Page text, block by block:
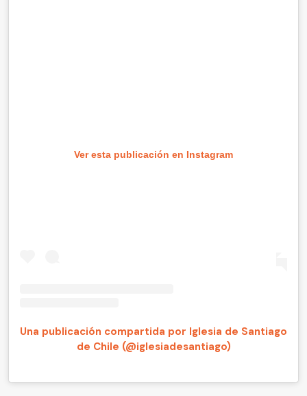
Ver esta publicación en Instagram
Una publicación compartida por Iglesia de Santiago
de Chile (@iglesiadesantiago)